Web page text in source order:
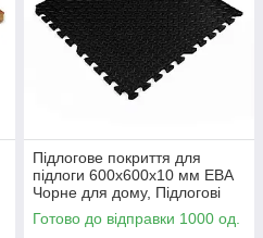
Підлогове покриття для
підлоги 600x600x10 мм ЕВА
Чорне для дому, Підлогові
пазли 600x600
Готово до відправки 1000 од.